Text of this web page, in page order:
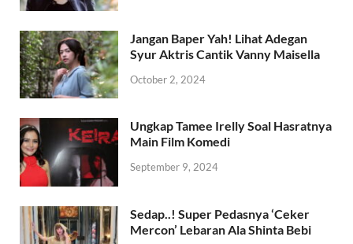
Jangan Baper Yah! Lihat Adegan
Syur Aktris Cantik Vanny Maisella
October 2, 2024
Ungkap Tamee Irelly Soal Hasratnya
Main Film Komedi
September 9, 2024
Sedap..! Super Pedasnya ‘Ceker
Mercon’ Lebaran Ala Shinta Bebi